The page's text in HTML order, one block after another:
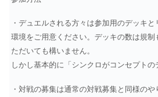
・デュエルされる方々は参加用のデッキ
環境をご用意ください。デッキの数は規
ただいても構いません。
しかし基本的に「シンクロがコンセプトの
・対戦の募集は通常の対戦募集と同様の